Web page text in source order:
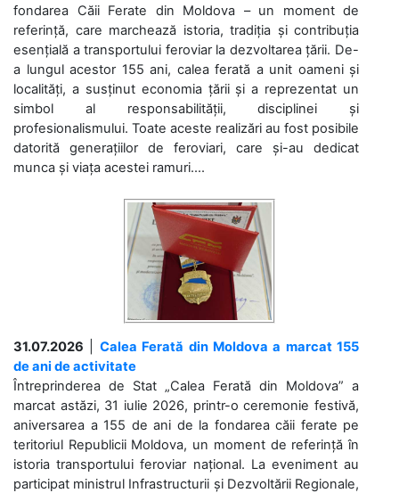
fondarea Căii Ferate din Moldova – un moment de
referință, care marchează istoria, tradiția și contribuția
esențială a transportului feroviar la dezvoltarea țării. De-
a lungul acestor 155 ani, calea ferată a unit oameni și
localități, a susținut economia țării și a reprezentat un
simbol al responsabilității, disciplinei și
profesionalismului. Toate aceste realizări au fost posibile
datorită generațiilor de feroviari, care și-au dedicat
munca și viața acestei ramuri....
31.07.2026
Calea Ferată din Moldova a marcat 155
de ani de activitate
Întreprinderea de Stat „Calea Ferată din Moldova” a
marcat astăzi, 31 iulie 2026, printr-o ceremonie festivă,
aniversarea a 155 de ani de la fondarea căii ferate pe
teritoriul Republicii Moldova, un moment de referință în
istoria transportului feroviar național. La eveniment au
participat ministrul Infrastructurii și Dezvoltării Regionale,